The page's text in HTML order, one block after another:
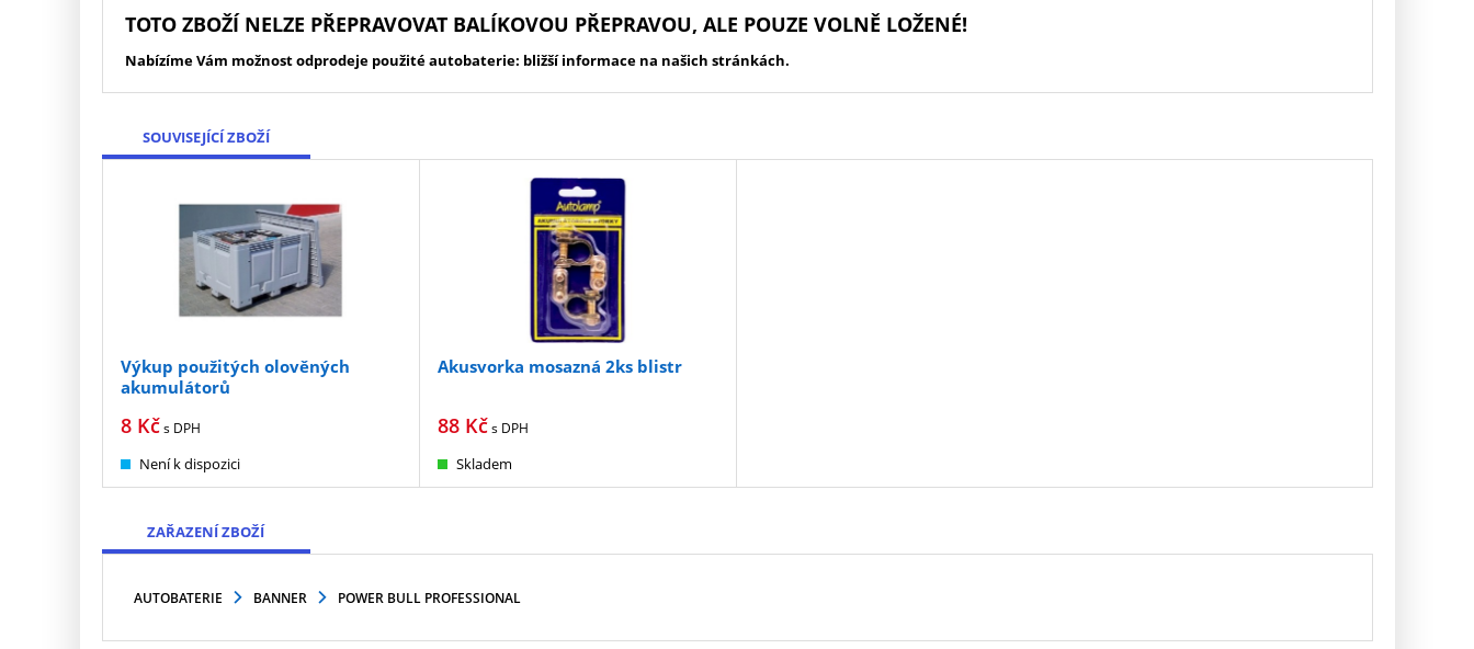
TOTO ZBOŽÍ NELZE PŘEPRAVOVAT BALÍKOVOU PŘEPRAVOU, ALE POUZE VOLNĚ LOŽENÉ!
Nabízíme Vám možnost odprodeje použité autobaterie: bližší informace na našich stránkách.
SOUVISEJÍCÍ ZBOŽÍ
Výkup použitých olověných
akumulátorů
8Kčs DPH
Není k dispozici
Akusvorka mosazná 2ks blistr
88Kčs DPH
Skladem
ZAŘAZENÍ ZBOŽÍ
AUTOBATERIE BANNER POWER BULL PROFESSIONAL